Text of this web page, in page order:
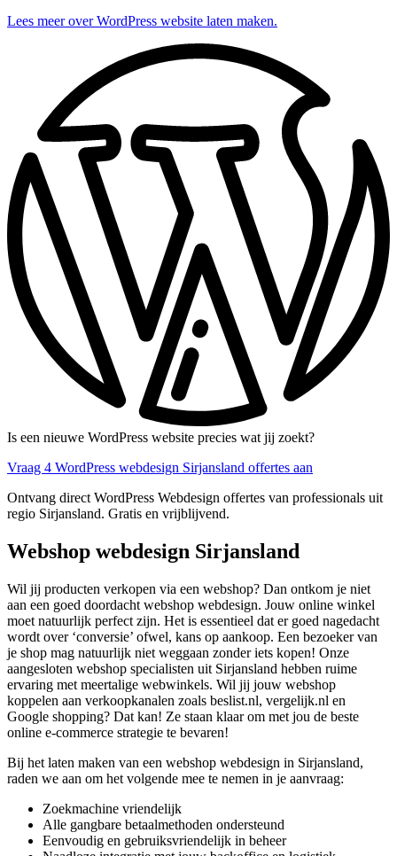
Lees meer over WordPress website laten maken.
Is een nieuwe WordPress website precies wat jij zoekt?
Vraag 4 WordPress webdesign Sirjansland offertes aan
Ontvang direct WordPress Webdesign offertes van professionals uit
regio Sirjansland. Gratis en vrijblijvend.
Webshop webdesign Sirjansland
Wil jij producten verkopen via een webshop? Dan ontkom je niet
aan een goed doordacht webshop webdesign. Jouw online winkel
moet natuurlijk perfect zijn. Het is essentieel dat er goed nagedacht
wordt over ‘conversie’ ofwel, kans op aankoop. Een bezoeker van
je shop mag natuurlijk niet weggaan zonder iets kopen! Onze
aangesloten webshop specialisten uit Sirjansland hebben ruime
ervaring met meertalige webwinkels. Wil jij jouw webshop
koppelen aan verkoopkanalen zoals beslist.nl, vergelijk.nl en
Google shopping? Dat kan! Ze staan klaar om met jou de beste
online e-commerce strategie te bevaren!
Bij het laten maken van een webshop webdesign in Sirjansland,
raden we aan om het volgende mee te nemen in je aanvraag:
Zoekmachine vriendelijk
Alle gangbare betaalmethoden ondersteund
Eenvoudig en gebruiksvriendelijk in beheer